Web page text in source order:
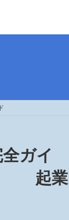
ガイド 起業・
ガイ